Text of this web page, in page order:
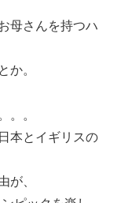
母さんを持つハ
か。
。。
本とイギリスの
が、